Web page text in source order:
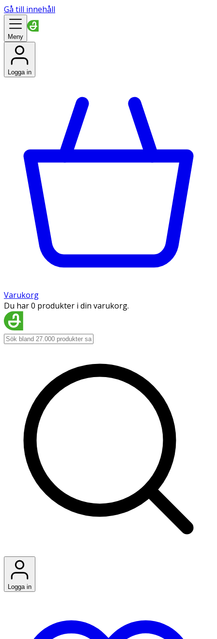
Gå till innehåll
Meny
Logga in
Varukorg
Du har 0 produkter i din varukorg.
Logga in